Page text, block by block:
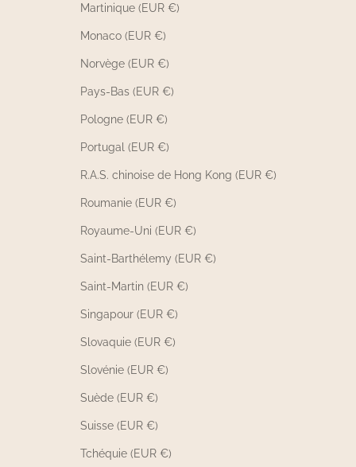
Martinique (EUR €)
Monaco (EUR €)
Norvège (EUR €)
Pays-Bas (EUR €)
Pologne (EUR €)
Portugal (EUR €)
R.A.S. chinoise de Hong Kong (EUR €)
Roumanie (EUR €)
Royaume-Uni (EUR €)
Saint-Barthélemy (EUR €)
Saint-Martin (EUR €)
Singapour (EUR €)
Slovaquie (EUR €)
Slovénie (EUR €)
Suède (EUR €)
Suisse (EUR €)
Tchéquie (EUR €)